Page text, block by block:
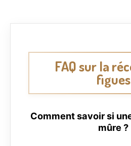
FAQ sur la
figues
Comment savoir si
mûre ?